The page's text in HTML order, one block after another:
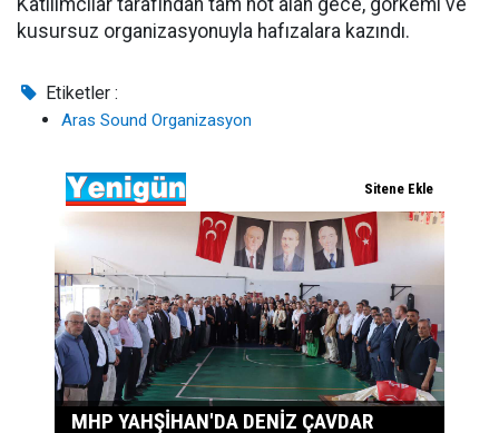
Katılımcılar tarafından tam not alan gece, görkemi ve
kusursuz organizasyonuyla hafızalara kazındı.
Etiketler :
Aras Sound Organizasyon